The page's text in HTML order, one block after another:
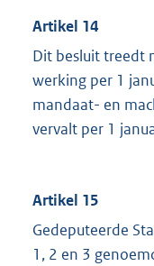
Artikel 14
Dit besluit treedt
werking per 1
mandaat- en
vervalt per 1
Artikel 15
Gedeputeerde
1, 2 en 3